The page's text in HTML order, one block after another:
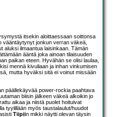
itsekin aloittaessaan soittonsa
vääntäytynyt jonkun verran väkeä,
aluksi ilmaantua laisinkaan. Tämän
ääntä joka ainoan tilaisuuden
paikan eteen. Hyvähän se olisi laulaa,
mennä kivuliaan ja inhan vinkumisen
mutta hyväksi sitä ei voinut missään
päällekäyvää power-rockia paahtava
biisin jälkeen väkeä alkoikin jo
aikaa ja niistä puolet hoituivat
tyylillään myös taustalaulut/huudot
Tiipiin mikki näytti olevan täysin